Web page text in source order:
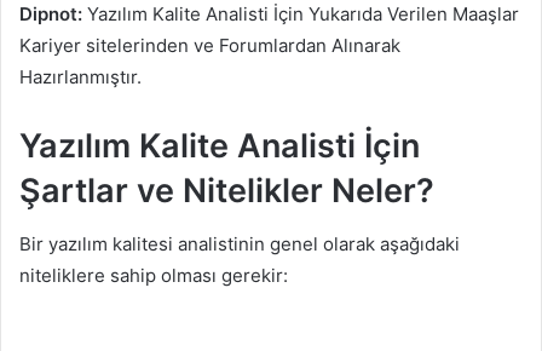
Dipnot: Yazılım Kalite Analisti İçin Yukarıda Verilen Maaşlar
Kariyer sitelerinden ve Forumlardan Alınarak
Hazırlanmıştır.
Yazılım Kalite Analisti İçin
Şartlar ve Nitelikler Neler?
Bir yazılım kalitesi analistinin genel olarak aşağıdaki
niteliklere sahip olması gerekir: